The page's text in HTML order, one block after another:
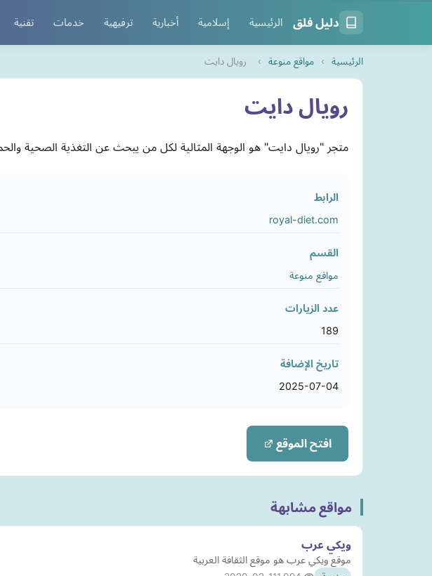
دليل فلق الرئيسية إسلامية أخبارية ترفيهية خدمات تقنية
الرئيسية › مواقع منوعة › رويال دايت
رويال دايت
متجر "رويال دايت" هو الوجهة المثالية لكل من يبحث عن التغذية الصحية
الرابط
royal-diet.com
القسم
مواقع منوعة
عدد الزيارات
189
تاريخ الإضافة
2025-07-04
افتح الموقع
مواقع مشابهة
ويكي عرب
موقع ويكي عرب هو موقع الثقافة العربية